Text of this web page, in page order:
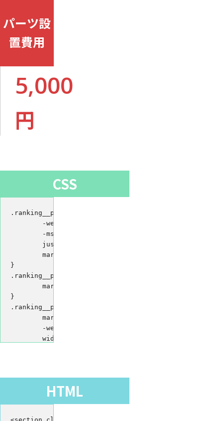
パーツ設
置費用
5,000
円
CSS
.ranking__place__type2 .flexBox {
}
.ranking__place__type2 .flexBox.large__box {
}
.ranking__place__type2 .box {
	width: -webkit-calc(100% / 2 - 80px);
HTML